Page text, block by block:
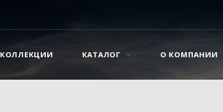
КОЛЛЕКЦИИ КАТАЛОГ О КОМПАНИИ